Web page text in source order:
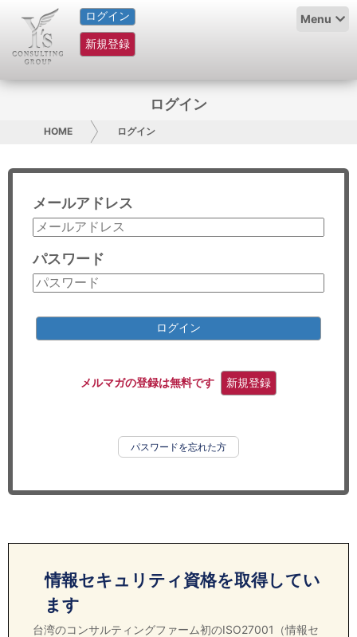
ログイン
新規登録
Menu
HOME
サービス紹介
グループ概要
採用情報
お問い合わせ
コンサルティング
リサーチ
ログイン
HOME ログイン
メールアドレス
パスワード
ログイン
メルマガの登録は無料です 新規登録
パスワードを忘れた方
情報セキュリティ資格を取得してい
ます
台湾のコンサルティングファーム初のISO27001（情報セ